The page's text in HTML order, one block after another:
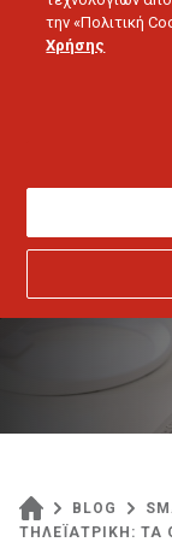
SMART LIVING
BLOG
ΤΗΛΕΪΑΤΡΙΚΗ:
την «Πολιτική
Χρήσης